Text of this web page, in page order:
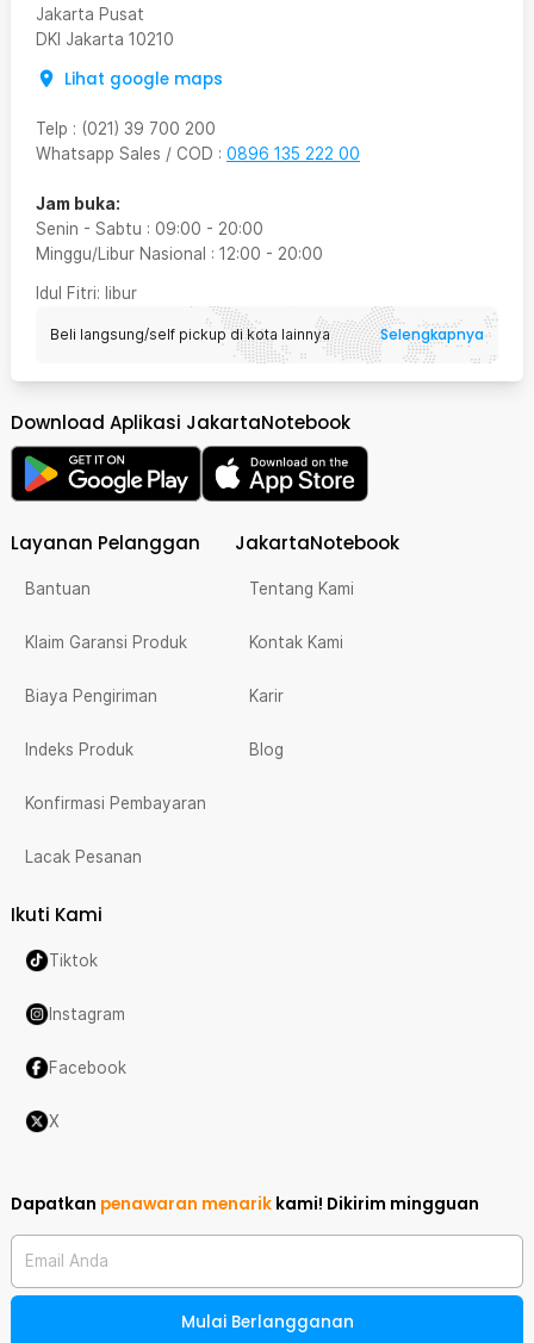
Jakarta Pusat
DKI Jakarta 10210
Lihat google maps
Telp : (021) 39 700 200
Whatsapp Sales / COD : 0896 135 222 00
Jam buka:
Senin - Sabtu : 09:00 - 20:00
Minggu/Libur Nasional : 12:00 - 20:00
Idul Fitri: libur
Beli langsung/self pickup di kota lainnya Selengkapnya
Download Aplikasi JakartaNotebook
Layanan Pelanggan
Bantuan
Klaim Garansi Produk
Biaya Pengiriman
Indeks Produk
Konfirmasi Pembayaran
Lacak Pesanan
JakartaNotebook
Tentang Kami
Kontak Kami
Karir
Blog
Ikuti Kami
Tiktok
Instagram
Facebook
X
Dapatkan penawaran menarik kami! Dikirim mingguan
Email Anda
Mulai Berlangganan